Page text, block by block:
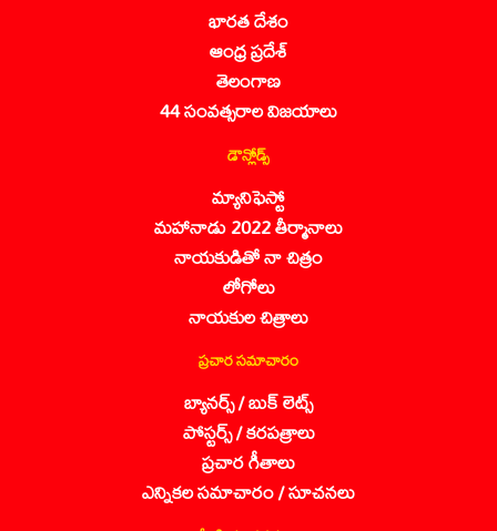
భారత దేశం
ఆంధ్ర ప్రదేశ్
తెలంగాణ
44 సంవత్సరాల విజయాలు
డౌన్లోడ్స్
మ్యానిఫెస్టో
మహానాడు 2022 తీర్మానాలు
నాయకుడితో నా చిత్రం
లోగోలు
నాయకుల చిత్రాలు
ప్రచార సమాచారం
బ్యానర్స్ / బుక్ లెట్స్
పోస్టర్స్ / కరపత్రాలు
ప్రచార గీతాలు
ఎన్నికల సమాచారం / సూచనలు